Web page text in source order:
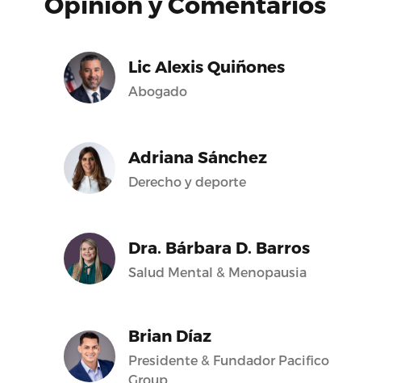
Lic Alexis Quiñones
Abogado
Adriana Sánchez
Derecho y deporte
Dra. Bárbara D. Barros
Salud Mental & Menopausia
Brian Díaz
Presidente & Fundador Pacifico
Group